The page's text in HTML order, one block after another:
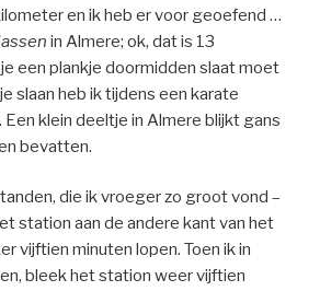
en ik heb er voor geoefend …
in Almere; ok, dat is 13
een plankje doormidden slaat moet
slaan heb ik tijdens een karate
klein deeltje in Almere blijkt gans
bevatten.
die ik vroeger zo groot vond –
station aan de andere kant van het
vijftien minuten lopen. Toen ik in
bleek het station weer vijftien